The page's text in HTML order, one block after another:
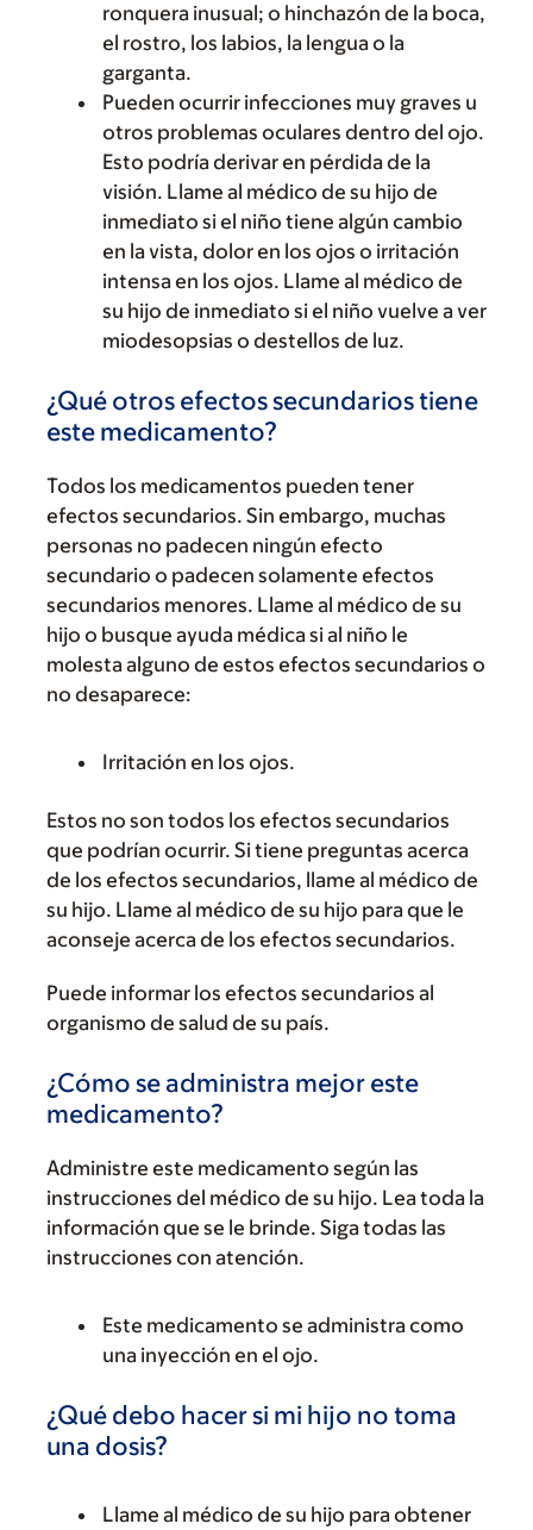
ronquera inusual; o hinchazón de la boca,
el rostro, los labios, la lengua o la
garganta.
Pueden ocurrir infecciones muy graves u
otros problemas oculares dentro del ojo.
Esto podría derivar en pérdida de la
visión. Llame al médico de su hijo de
inmediato si el niño tiene algún cambio
en la vista, dolor en los ojos o irritación
intensa en los ojos. Llame al médico de
su hijo de inmediato si el niño vuelve a ver
miodesopsias o destellos de luz.
¿Qué otros efectos secundarios tiene
este medicamento?
Todos los medicamentos pueden tener
efectos secundarios. Sin embargo, muchas
personas no padecen ningún efecto
secundario o padecen solamente efectos
secundarios menores. Llame al médico de su
hijo o busque ayuda médica si al niño le
molesta alguno de estos efectos secundarios o
no desaparece:
Irritación en los ojos.
Estos no son todos los efectos secundarios
que podrían ocurrir. Si tiene preguntas acerca
de los efectos secundarios, llame al médico de
su hijo. Llame al médico de su hijo para que le
aconseje acerca de los efectos secundarios.
Puede informar los efectos secundarios al
organismo de salud de su país.
¿Cómo se administra mejor este
medicamento?
Administre este medicamento según las
instrucciones del médico de su hijo. Lea toda la
información que se le brinde. Siga todas las
instrucciones con atención.
Este medicamento se administra como
una inyección en el ojo.
¿Qué debo hacer si mi hijo no toma
una dosis?
Llame al médico de su hijo para obtener